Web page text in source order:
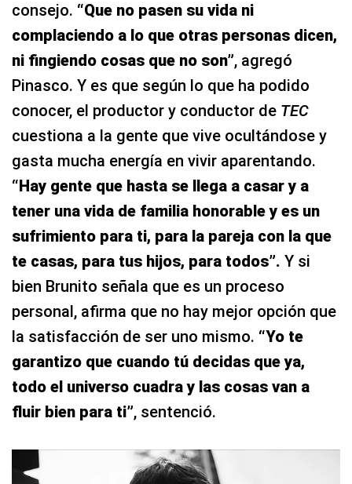
consejo. “Que no pasen su vida ni
complaciendo a lo que otras personas dicen,
ni fingiendo cosas que no son”, agregó
Pinasco. Y es que según lo que ha podido
conocer, el productor y conductor de TEC
cuestiona a la gente que vive ocultándose y
gasta mucha energía en vivir aparentando.
“Hay gente que hasta se llega a casar y a
tener una vida de familia honorable y es un
sufrimiento para ti, para la pareja con la que
te casas, para tus hijos, para todos”. Y si
bien Brunito señala que es un proceso
personal, afirma que no hay mejor opción que
la satisfacción de ser uno mismo. “Yo te
garantizo que cuando tú decidas que ya,
todo el universo cuadra y las cosas van a
fluir bien para ti”, sentenció.